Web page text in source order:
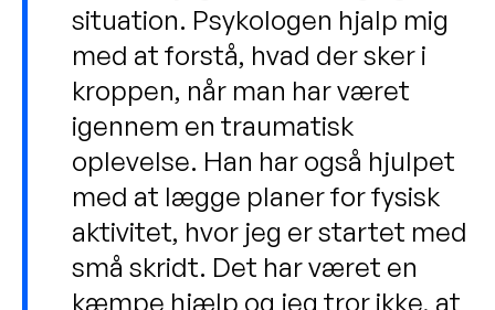
situation. Psykologen hjalp mig
med at forstå, hvad der sker i
kroppen, når man har været
igennem en traumatisk
oplevelse. Han har også hjulpet
med at lægge planer for fysisk
aktivitet, hvor jeg er startet med
små skridt. Det har været en
kæmpe hjælp og jeg tror ikke, at